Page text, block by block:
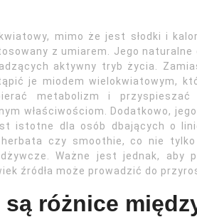
mimo że jest słodki i
z umiarem. Jego
aktywny tryb życia.
je miodem wielokwiatowym,
metabolizm i
właściwościom. Dodatkowo,
istotne dla osób dbających o
czy smoothie, co nie
Ważne jest jednak,
źródła może prowadzić do
są różnice